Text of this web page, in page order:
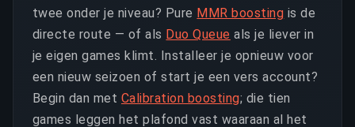
twee onder je niveau? Pure MMR boosting is de
directe route — of als Duo Queue als je liever in
je eigen games klimt. Installeer je opnieuw voor
een nieuw seizoen of start je een vers account?
Begin dan met Calibration boosting; die tien
games leggen het plafond vast waaraan al het